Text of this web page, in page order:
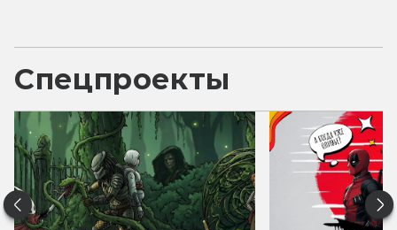
Спецпроекты